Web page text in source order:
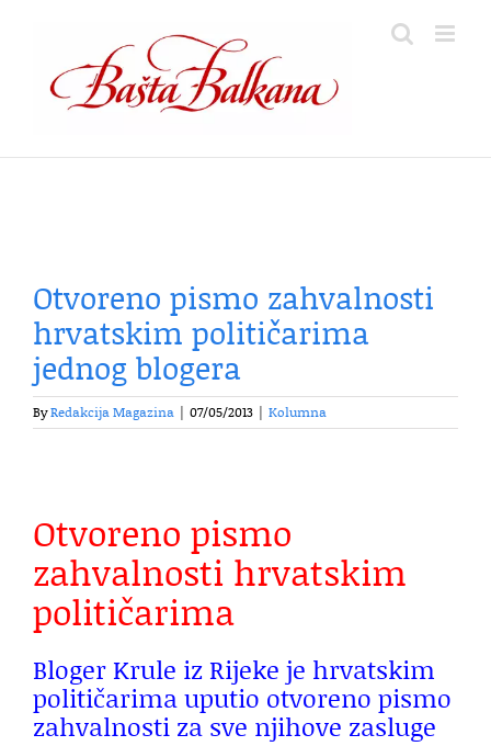
content
Otvoreno pismo zahvalnosti
hrvatskim političarima
jednog blogera
ByRedakcija Magazina 07/05/2013 Kolumna
Otvoreno pismo
zahvalnosti hrvatskim
političarima
Bloger Krule iz Rijeke je hrvatskim
političarima uputio otvoreno pismo
zahvalnosti za sve njihove zasluge